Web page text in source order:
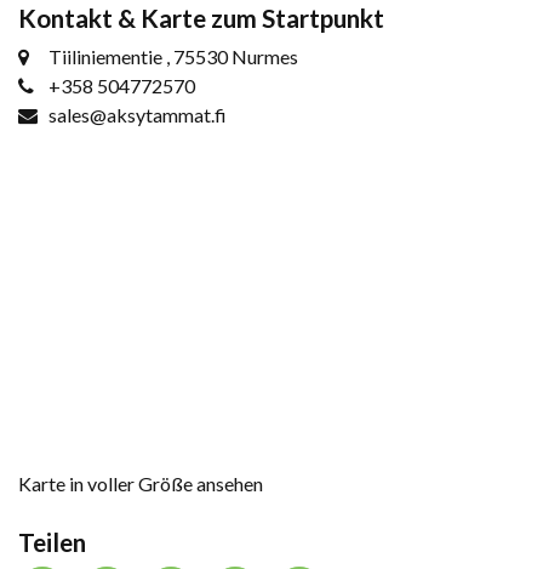
Kontakt & Karte zum Startpunkt
Tiiliniementie , 75530 Nurmes
+358 504772570
sales@aksytammat.fi
Karte in voller Größe ansehen
Teilen